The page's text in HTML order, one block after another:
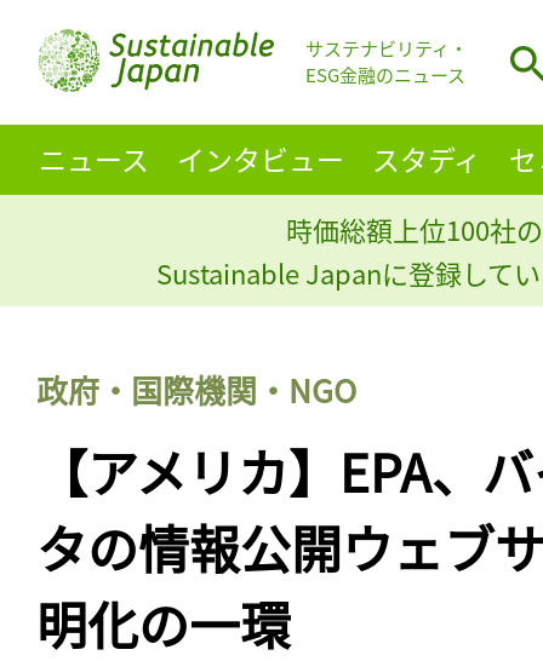
サステナビリティ・
ESG金融のニュース
ニュース インタビュー スタディ
時価総額上位100社
Sustainable Japanに登録して
政府・国際機関・NGO
【アメリカ】EPA、
タの情報公開ウェブ
明化の一環